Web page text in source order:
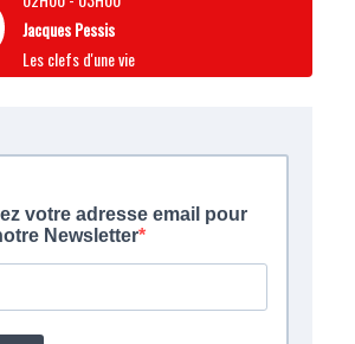
Jacques Pessis
Les clefs d'une vie